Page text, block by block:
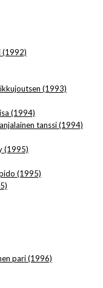
(1992)
(1993)
(1994)
tanssi (1994)
(1995)
(1995)
pari (1996)